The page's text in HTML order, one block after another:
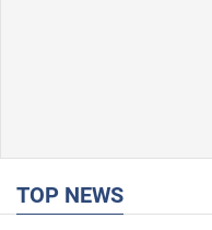
TOP NEWS